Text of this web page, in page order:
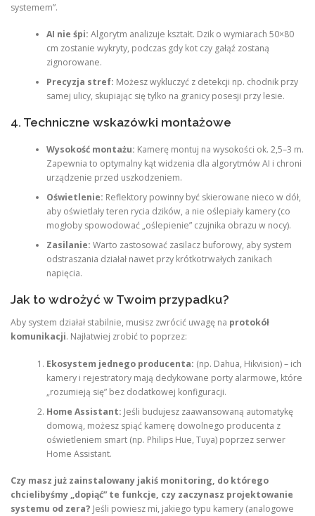
systemem”.
AI nie śpi: Algorytm analizuje kształt. Dzik o wymiarach 50×80
cm zostanie wykryty, podczas gdy kot czy gałąź zostaną
zignorowane.
Precyzja stref: Możesz wykluczyć z detekcji np. chodnik przy
samej ulicy, skupiając się tylko na granicy posesji przy lesie.
4. Techniczne wskazówki montażowe
Wysokość montażu: Kamerę montuj na wysokości ok. 2,5–3 m.
Zapewnia to optymalny kąt widzenia dla algorytmów AI i chroni
urządzenie przed uszkodzeniem.
Oświetlenie: Reflektory powinny być skierowane nieco w dół,
aby oświetlały teren rycia dzików, a nie oślepiały kamery (co
mogłoby spowodować „oślepienie” czujnika obrazu w nocy).
Zasilanie: Warto zastosować zasilacz buforowy, aby system
odstraszania działał nawet przy krótkotrwałych zanikach
napięcia.
Jak to wdrożyć w Twoim przypadku?
Aby system działał stabilnie, musisz zwrócić uwagę na protokół
komunikacji. Najłatwiej zrobić to poprzez:
Ekosystem jednego producenta: (np. Dahua, Hikvision) – ich
kamery i rejestratory mają dedykowane porty alarmowe, które
„rozumieją się” bez dodatkowej konfiguracji.
Home Assistant: Jeśli budujesz zaawansowaną automatykę
domową, możesz spiąć kamerę dowolnego producenta z
oświetleniem smart (np. Philips Hue, Tuya) poprzez serwer
Home Assistant.
Czy masz już zainstalowany jakiś monitoring, do którego
chcielibyśmy „dopiąć” te funkcje, czy zaczynasz projektowanie
systemu od zera? Jeśli powiesz mi, jakiego typu kamery (analogowe